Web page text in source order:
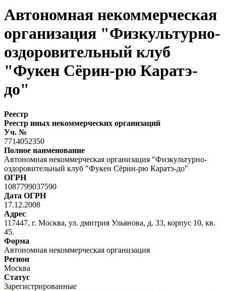
Автономная некоммерческая
организация "Физкультурно-
оздоровительный клуб
"Фукен Сёрин-рю Каратэ-
до"
Реестр
Реестр иных некоммерческих организаций
Уч. №
7714052350
Полное наименование
Автономная некоммерческая организация "Физкультурно-
оздоровительный клуб "Фукен Сёрин-рю Каратэ-до"
ОГРН
1087799037590
Дата ОГРН
17.12.2008
Адрес
117447, г. Москва, ул. дмитрия Ульянова, д. 33, корпус 10, кв.
45.
Форма
Автономная некоммерческая организация
Регион
Москва
Статус
Зарегистрированные